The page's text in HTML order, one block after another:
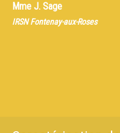
Mme J. Sage
IRSN Fontenay-aux-Roses